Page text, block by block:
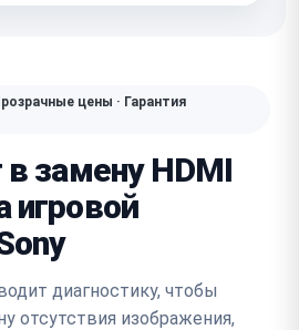
цены · Гарантия
замену HDMI
игровой
диагностику, чтобы
отсутствия изображения,